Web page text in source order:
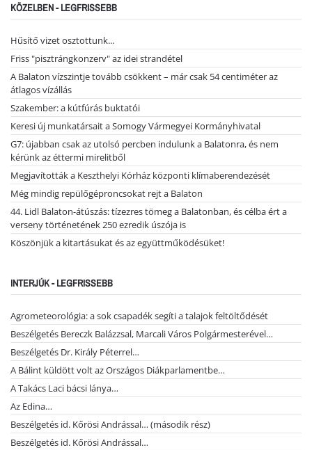
KÖZELBEN - LEGFRISSEBB
Hűsítő vizet osztottunk...
Friss "pisztrángkonzerv" az idei strandétel
A Balaton vízszintje tovább csökkent – már csak 54 centiméter az
átlagos vízállás
Szakember: a kútfúrás buktatói
Keresi új munkatársait a Somogy Vármegyei Kormányhivatal
G7: újabban csak az utolsó percben indulunk a Balatonra, és nem
kérünk az éttermi mirelitből
Megjavították a Keszthelyi Kórház központi klímaberendezését
Még mindig repülőgéproncsokat rejt a Balaton
44. Lidl Balaton-átúszás: tízezres tömeg a Balatonban, és célba ért a
verseny történetének 250 ezredik úszója is
Köszönjük a kitartásukat és az együttműködésüket!
INTERJÚK - LEGFRISSEBB
Agrometeorológia: a sok csapadék segíti a talajok feltöltődését
Beszélgetés Bereczk Balázzsal, Marcali Város Polgármesterével…
Beszélgetés Dr. Király Péterrel…
A Bálint küldött volt az Országos Diákparlamentbe…
A Takács Laci bácsi lánya…
Az Edina…
Beszélgetés id. Kőrösi Andrással… (második rész)
Beszélgetés id. Kőrösi Andrással…